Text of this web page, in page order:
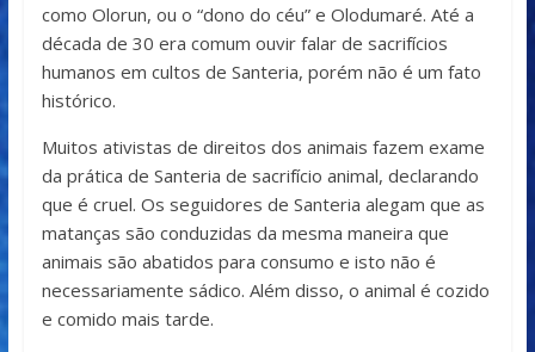
como Olorun, ou o “dono do céu” e Olodumaré. Até a
década de 30 era comum ouvir falar de sacrifícios
humanos em cultos de Santeria, porém não é um fato
histórico.
Muitos ativistas de direitos dos animais fazem exame
da prática de Santeria de sacrifício animal, declarando
que é cruel. Os seguidores de Santeria alegam que as
matanças são conduzidas da mesma maneira que
animais são abatidos para consumo e isto não é
necessariamente sádico. Além disso, o animal é cozido
e comido mais tarde.